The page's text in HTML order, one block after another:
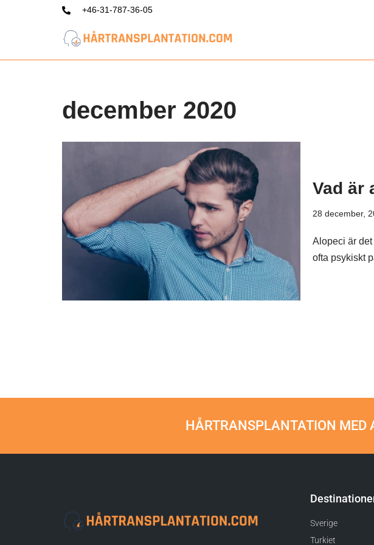
+46-31-787-36-05
december 2020
Vad är
28 december,
Alopeci är
ofta psykiskt
HÅRTRANSPLANTATION MED
Sverige
Turkiet